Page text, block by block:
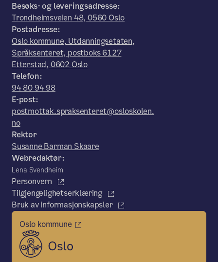
Besøks- og leveringsadresse:
Trondheimsveien 48, 0560 Oslo
Postadresse:
Oslo kommune, Utdanningsetaten,
Språksenteret, postboks 6127
Etterstad, 0602 Oslo
Telefon:
94 80 94 98
E-post:
postmottak.spraksenteret@osloskolen.
no
Rektor
Susanne Barman Skaare
Webredaktør:
Lena Svendheim
Personvern
Tilgjengelighetserklæring
Bruk av informasjonskapsler
Oslo kommune